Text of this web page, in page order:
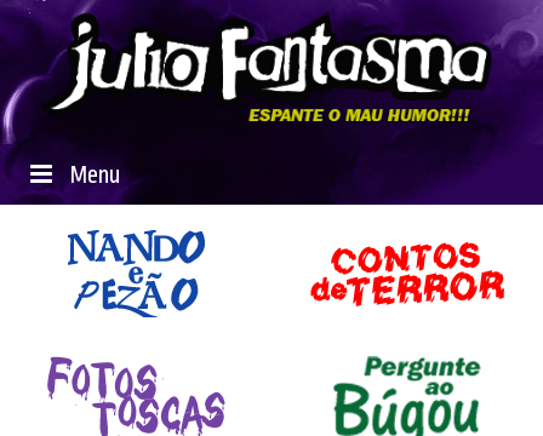
Menu